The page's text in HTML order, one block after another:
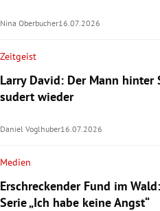
Nina Oberbucher16.07.2026
Zeitgeist
Larry David: Der Mann hinter
sudert wieder
Daniel Voglhuber16.07.2026
Medien
Erschreckender Fund im
Serie „Ich habe keine Angst“